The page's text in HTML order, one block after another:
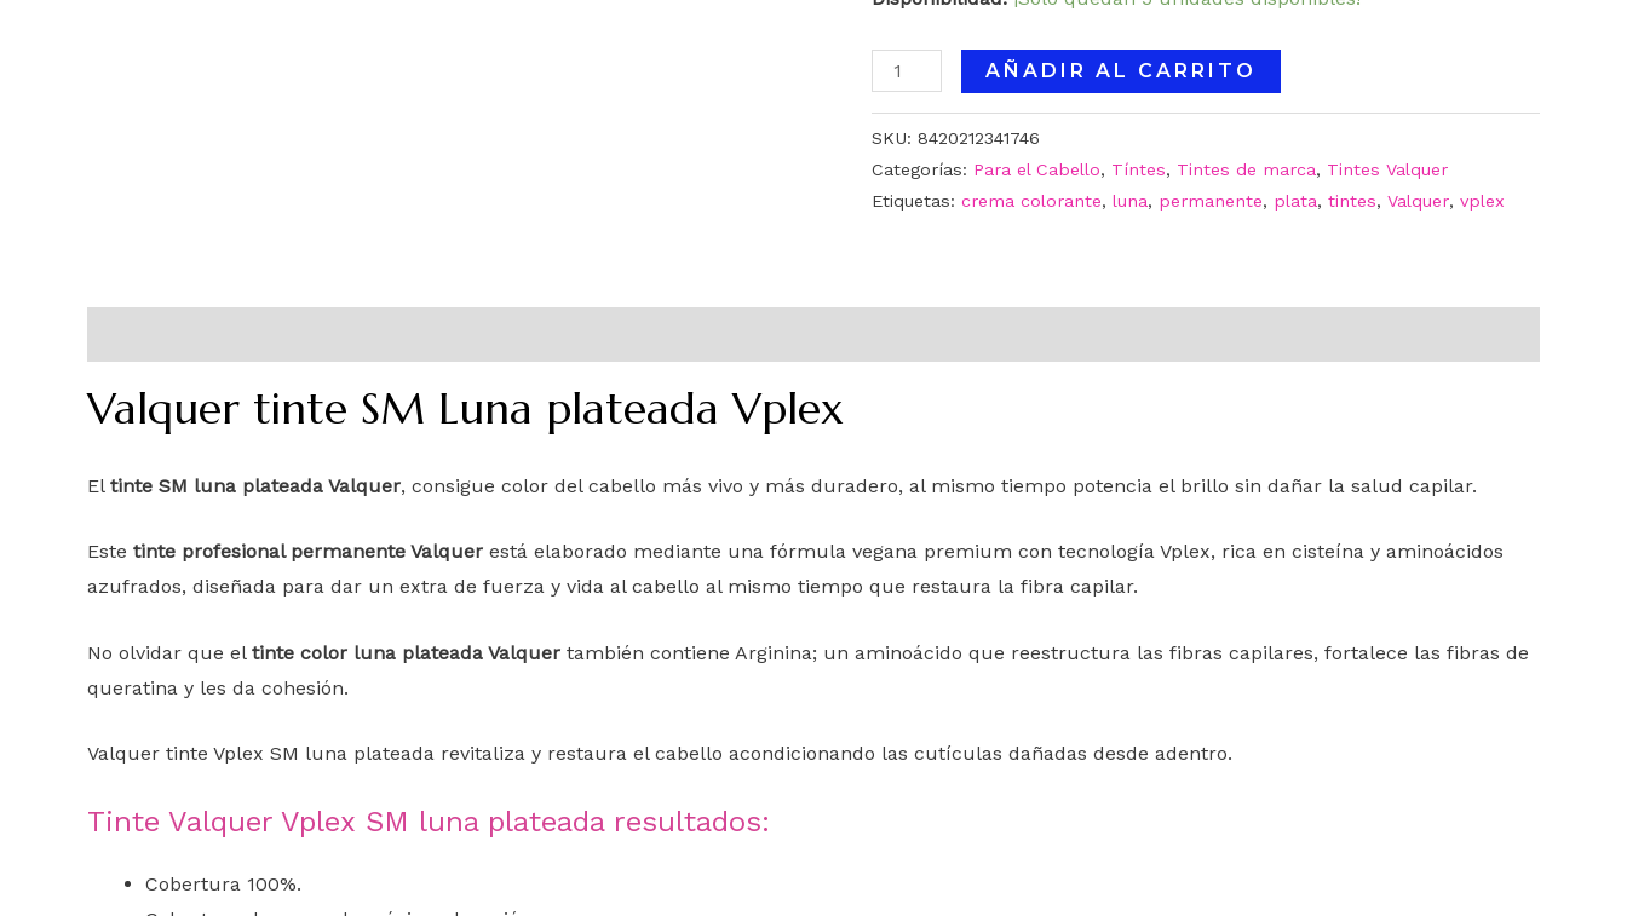
AÑADIR AL CARRITO
SKU: 8420212341746
Categorías: Para el Cabello, Tíntes, Tintes de marca, Tintes Valquer
Etiquetas: crema colorante, luna, permanente, plata, tintes, Valquer, vplex
Valquer tinte SM Luna plateada Vplex
El tinte SM luna plateada Valquer, consigue color del cabello más vivo y más duradero, al mismo tiempo potencia el brillo sin dañar la salud capilar.
Este tinte profesional permanente Valquer está elaborado mediante una fórmula vegana premium con tecnología Vplex, rica en cisteína y aminoácidos
azufrados, diseñada para dar un extra de fuerza y ​​vida al cabello al mismo tiempo que restaura la fibra capilar.
No olvidar que el tinte color luna plateada Valquer también contiene Arginina; un aminoácido que reestructura las fibras capilares, fortalece las fibras de
queratina y les da cohesión.
Valquer tinte Vplex SM luna plateada revitaliza y restaura el cabello acondicionando las cutículas dañadas desde adentro.
Tinte Valquer Vplex SM luna plateada resultados:
Cobertura 100%.